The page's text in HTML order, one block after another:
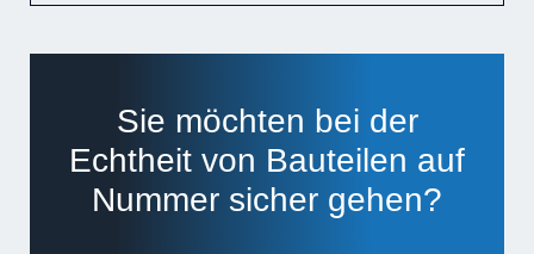
Sie möchten bei der
Echtheit von Bauteilen auf
Nummer sicher gehen?